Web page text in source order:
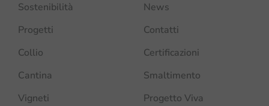
Sostenibilità
Progetti
Collio
Cantina
Vigneti
News
Contatti
Certificazioni
Smaltimento
Progetto Viva